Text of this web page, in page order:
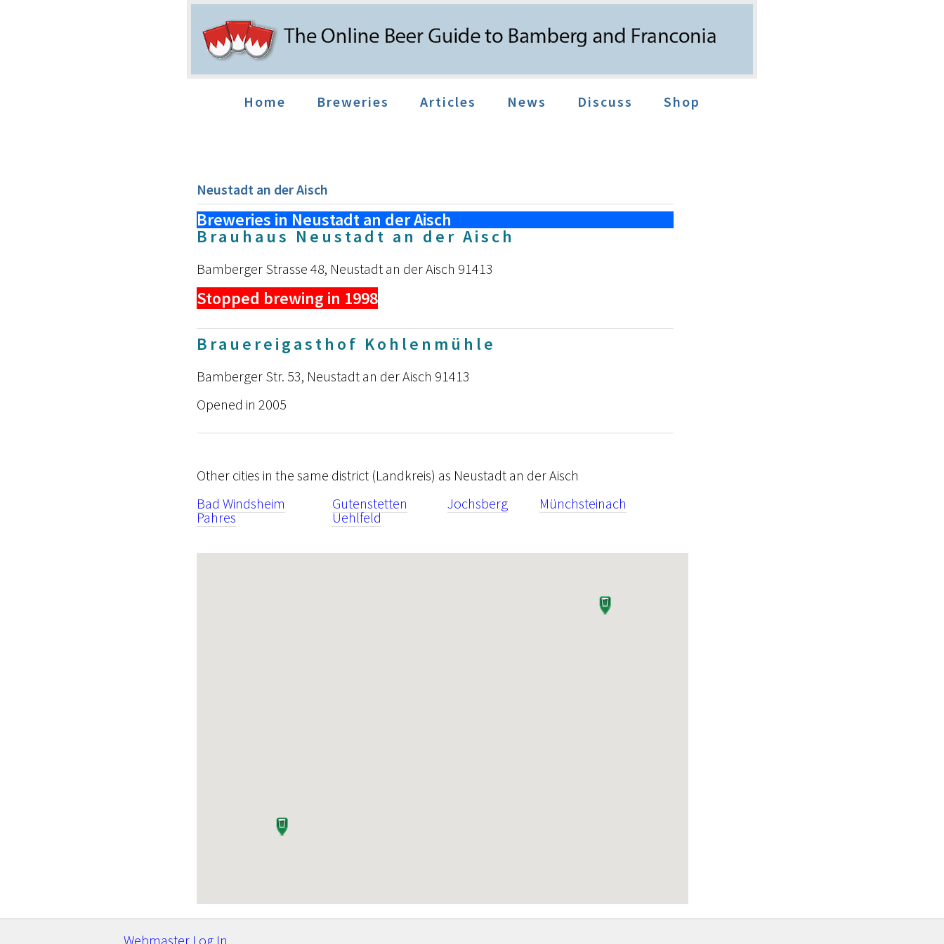
Home Breweries Articles News Discuss Shop
Neustadt an der Aisch
Breweries in Neustadt an der Aisch
Brauhaus Neustadt an der Aisch
Bamberger Strasse 48, Neustadt an der Aisch 91413
Stopped brewing in 1998
Brauereigasthof Kohlenmühle
Bamberger Str. 53, Neustadt an der Aisch 91413
Opened in 2005
Other cities in the same district (Landkreis) as Neustadt an der Aisch
Bad Windsheim
Gutenstetten Jochsberg
Münchsteinach
Pahres
Uehlfeld
Webmaster Log In